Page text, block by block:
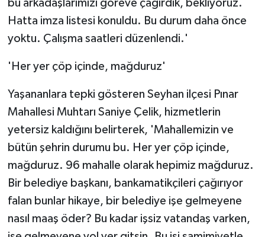
bu arkadaşlarımızı göreve çağırdık, bekliyoruz.
Hatta imza listesi konuldu. Bu durum daha önce
yoktu. Çalışma saatleri düzenlendi.'
'Her yer çöp içinde, mağduruz'
Yaşananlara tepki gösteren Seyhan ilçesi Pınar
Mahallesi Muhtarı Saniye Çelik, hizmetlerin
yetersiz kaldığını belirterek, 'Mahallemizin ve
bütün şehrin durumu bu. Her yer çöp içinde,
mağduruz. 96 mahalle olarak hepimiz mağduruz.
Bir belediye başkanı, bankamatikçileri çağırıyor
falan bunlar hikaye, bir belediye işe gelmeyene
nasıl maaş öder? Bu kadar işsiz vatandaş varken,